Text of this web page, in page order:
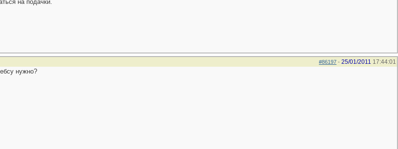
на подачки.
#86197 - 25/01/2011 17:44:01
нужно?